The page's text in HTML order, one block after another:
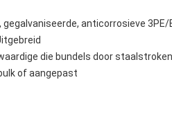
anticorrosieve 3PE/
die bundels door
of aangepast